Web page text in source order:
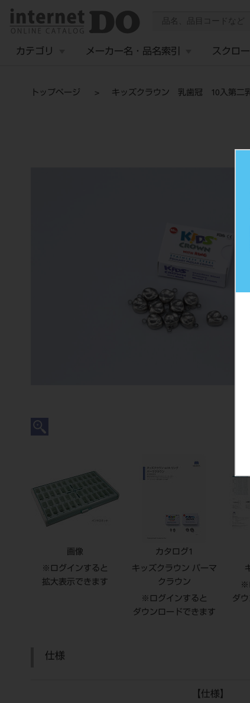
カテゴリ メーカー名・品名索引 スクロ
トップページ キッズクラウン 乳歯冠 10入第二
画像
※ログインすると
拡大表示できます
カタログ1
キッズクラウン パーマ
クラウン
※ログインすると
ダウンロードできます
※
ダ
仕様
【仕様】